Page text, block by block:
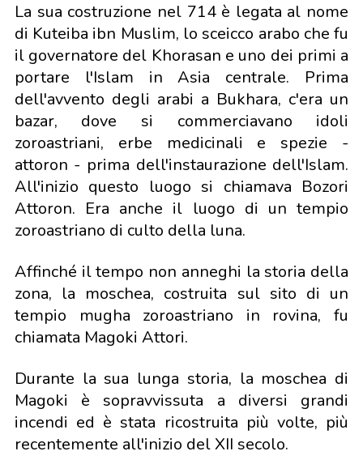
La sua costruzione nel 714 è legata al nome
di Kuteiba ibn Muslim, lo sceicco arabo che fu
il governatore del Khorasan e uno dei primi a
portare l'Islam in Asia centrale. Prima
dell'avvento degli arabi a Bukhara, c'era un
bazar, dove si commerciavano idoli
zoroastriani, erbe medicinali e spezie -
attoron - prima dell'instaurazione dell'Islam.
All'inizio questo luogo si chiamava Bozori
Attoron. Era anche il luogo di un tempio
zoroastriano di culto della luna.
Affinché il tempo non anneghi la storia della
zona, la moschea, costruita sul sito di un
tempio mugha zoroastriano in rovina, fu
chiamata Magoki Attori.
Durante la sua lunga storia, la moschea di
Magoki è sopravvissuta a diversi grandi
incendi ed è stata ricostruita più volte, più
recentemente all'inizio del XII secolo.